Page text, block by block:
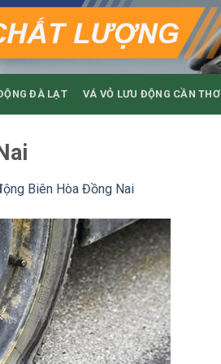
ĐÀ LẠT VÁ VỎ LƯU ĐỘNG CẦN THƠ
Biên Hòa Đồng Nai